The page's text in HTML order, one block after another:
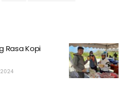
Rasa Kopi
2024